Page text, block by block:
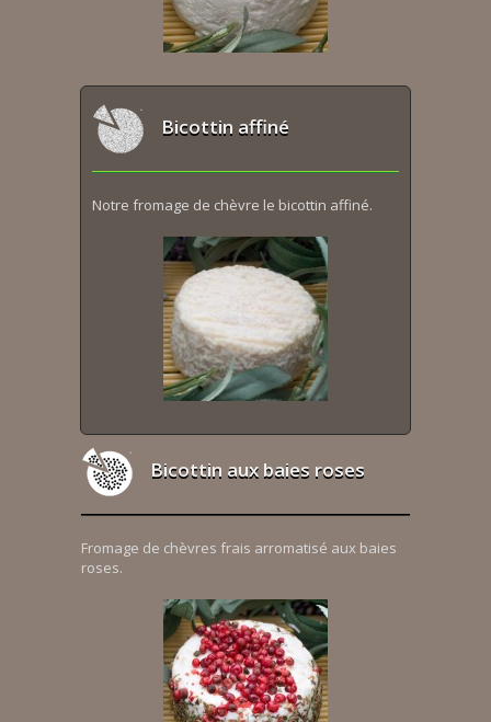
Bicottin affiné
Notre fromage de chèvre le bicottin affiné.
Bicottin aux baies roses
Fromage de chèvres frais arromatisé aux baies
roses.